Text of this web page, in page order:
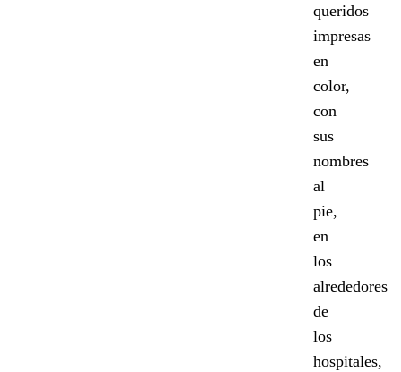
queridos
impresas
en
color,
con
sus
nombres
al
pie,
en
los
alrededores
de
los
hospitales,